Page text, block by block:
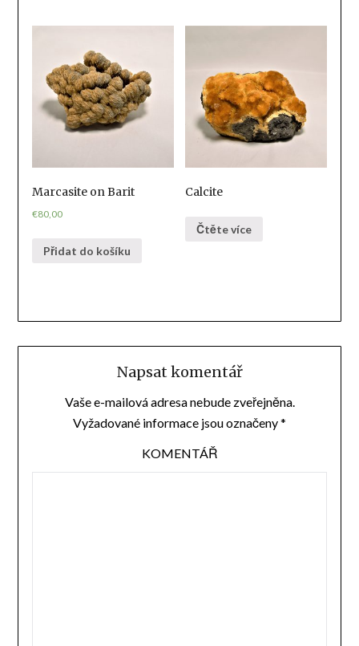
Marcasite on Barit
€80,00
Přidat do košíku
Calcite
Čtěte více
Napsat komentář
Vaše e-mailová adresa nebude zveřejněna.
Vyžadované informace jsou označeny*
KOMENTÁŘ